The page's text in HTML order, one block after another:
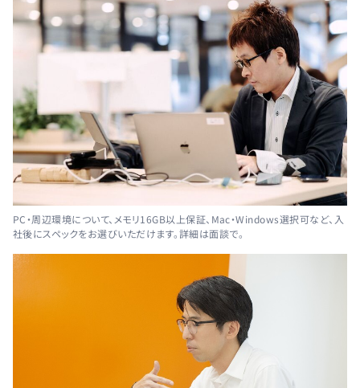
PC・周辺環境について、メモリ16GB以上保証、Mac・Windows選択可など、入
社後にスペックをお選びいただけます。詳細は面談で。